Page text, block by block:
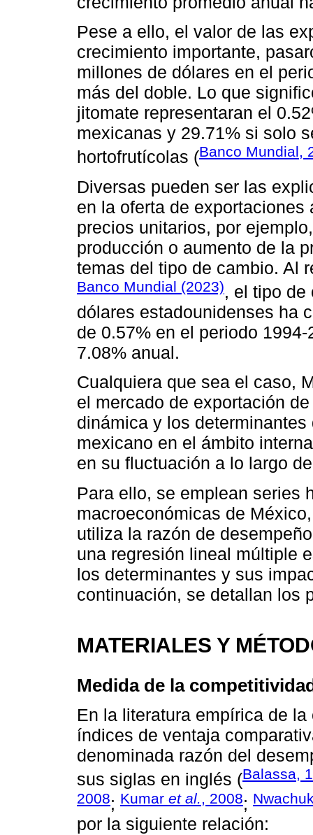
Pese a ello, el valor de las
crecimiento importante,
millones de dólares en el
más del doble. Lo que
jitomate representaran el
mexicanas y 29.71% si solo
hortofrutícolas (Banco Mundial,
Diversas pueden ser las
en la oferta de
precios unitarios, por
producción o aumento de la
temas del tipo de cambio. Al
Banco Mundial (2023), el tipo de
dólares estadounidenses ha
de 0.57% en el periodo
7.08% anual.
Cualquiera que sea el caso,
el mercado de exportación
dinámica y los
mexicano en el ámbito
en su fluctuación a lo largo
Para ello, se emplean series
macroeconómicas de
utiliza la razón de
una regresión lineal múltiple
los determinantes y sus
continuación, se detallan los
MATERIALES Y
Medida de la
En la literatura empírica de
índices de ventaja
denominada razón del
sus siglas en inglés (Balassa,
2008; Kumar et al., 2008;
por la siguiente relación: